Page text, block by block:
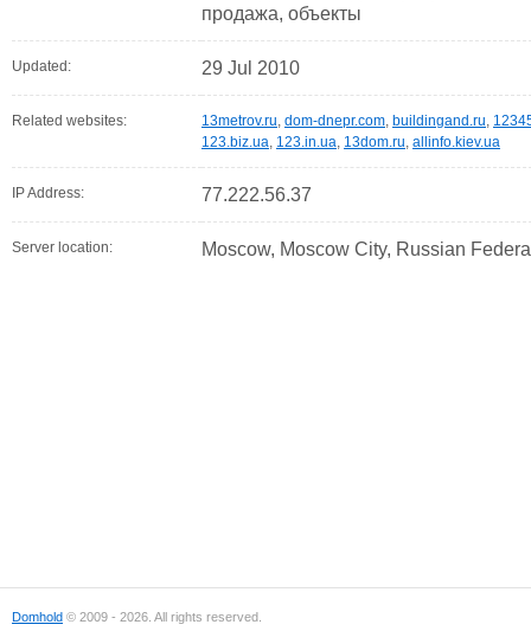
продажа, объекты
Updated: 29 Jul 2010
Related websites: 13metrov.ru, dom-dnepr.com, buildingand.ru,
123.biz.ua, 123.in.ua, 13dom.ru, allinfo.kiev.ua
IP Address: 77.222.56.37
Server location: Moscow, Moscow City, Russian
Domhold © 2009 - 2026. All rights reserved.